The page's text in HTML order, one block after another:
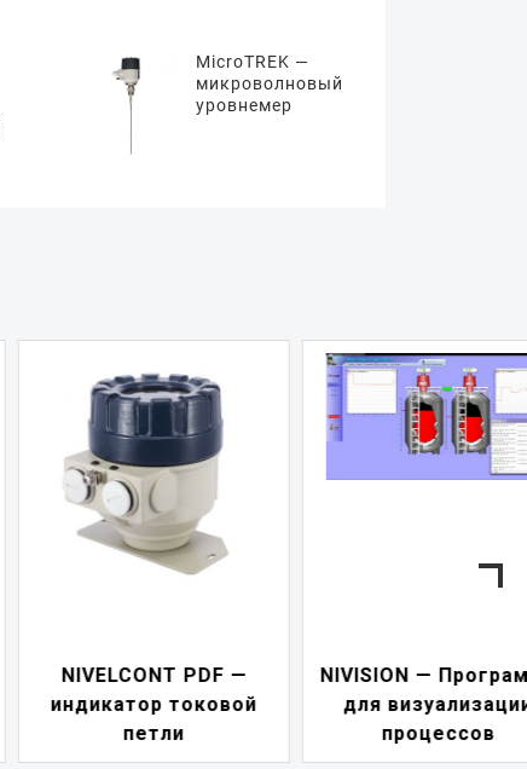
MicroTREK —
микроволновый
уровнемер
NIVISION — Программа
для визуализации
процессов
NIPOWER —
питания